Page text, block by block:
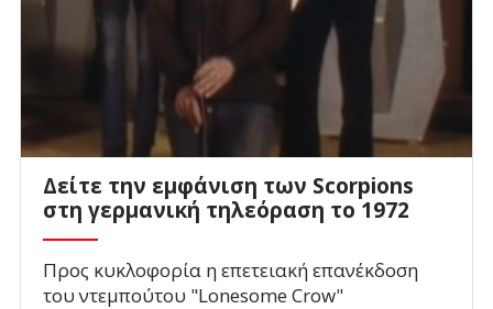
Δείτε την εμφάνιση των Scorpions
στη γερμανική τηλεόραση το 1972
Προς κυκλοφορία η επετειακή επανέκδοση
του ντεμπούτου "Lonesome Crow"